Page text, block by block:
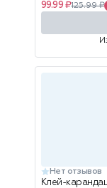
99.99 ₽125.99 ₽
Нет отзывов
Клей-